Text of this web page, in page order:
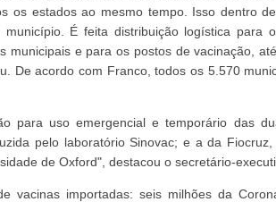
os estados ao mesmo tempo. Isso dentro
É feita distribuição logística para
municipais e para os postos de vacinação,
De acordo com Franco, todos os 5.570
para uso emergencial e temporário das
pelo laboratório Sinovac; e a da
de Oxford", destacou o secretário-
vacinas importadas: seis milhões da